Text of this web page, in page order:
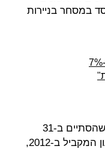
במסחר בניירות
סוחרי גולדמן זאקס עשו יותר מ-100 מיליון דולר ב-17 ימים ברבעון שהסתיים ב-31
במרץ, זאת בהשוואה ל-24 ימים שבמהלכם הגיעו לסכום זה ברבעון המקביל ב-2012,